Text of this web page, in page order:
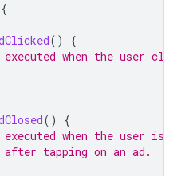
{
()
{
when the user
()
{
when the user is
tapping on an ad.